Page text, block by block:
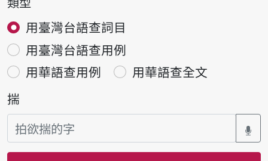
用臺灣台語查詞目
用臺灣台語查用例
用華語查用例
用華語查全文
揣